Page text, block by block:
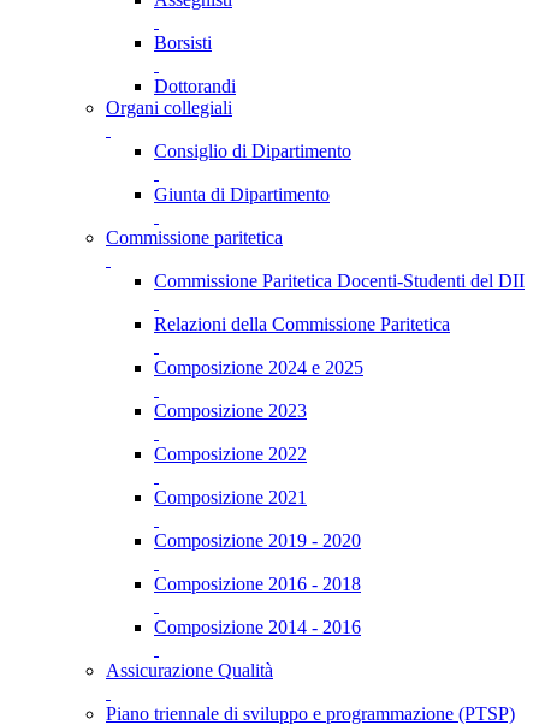
Borsisti
Dottorandi
Organi collegiali
Consiglio di Dipartimento
Giunta di Dipartimento
Commissione paritetica
Commissione Paritetica Docenti-Studenti del DII
Relazioni della Commissione Paritetica
Composizione 2024 e 2025
Composizione 2023
Composizione 2022
Composizione 2021
Composizione 2019 - 2020
Composizione 2016 - 2018
Composizione 2014 - 2016
Assicurazione Qualità
Piano triennale di sviluppo e programmazione (PTSP)